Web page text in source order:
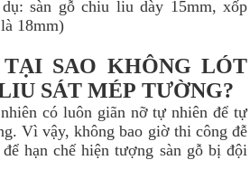
sàn gỗ chiu liu dày 15mm, xốp
18mm)
SAO KHÔNG LÓT
SÁT MÉP TƯỜNG?
có luôn giãn nỡ tự nhiên để tự
Vì vậy, không bao giờ thi công đễ
hạn chế hiện tượng sàn gỗ bị đội